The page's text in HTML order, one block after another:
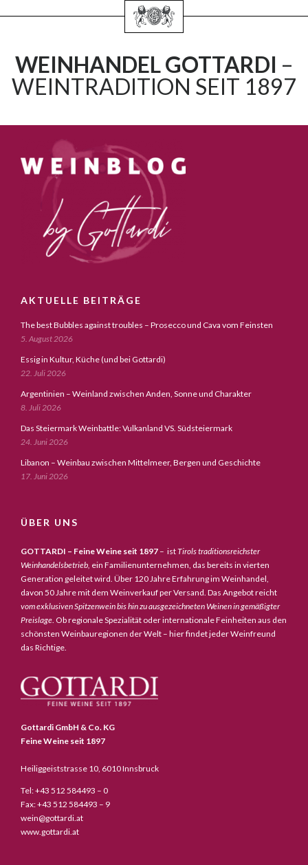
WEINHANDEL GOTTARDI –
WEINTRADITION SEIT 1897
AKTUELLE BEITRÄGE
The best Bubbles against troubles – Prosecco und Cava vom Feinsten
5. August 2026
Essig in Kultur, Küche (und bei Gottardi)
22. Juli 2026
Argentinien – Weinland zwischen Anden, Sonne und Charakter
8. Juli 2026
Das Steiermark Weinbattle: Vulkanland VS. Südsteiermark
24. Juni 2026
Libanon – Weinbau zwischen Mittelmeer, Bergen und Geschichte
17. Juni 2026
ÜBER UNS
GOTTARDI – Feine Weine seit 1897 – istTirols traditionsreichster
Weinhandelsbetrieb, ein Familienunternehmen, das bereits in vierten
Generation geleitet wird. Über 120 Jahre Erfahrung im Weinhandel,
davon 50 Jahre mit dem Weinverkauf per Versand. Das Angebot reicht
vom exklusiven Spitzenwein bis hin zu ausgezeichneten Weinen in gemäßigter
Preislage . Ob regionale Spezialität oder internationale Feinheiten aus den
schönsten Weinbauregionen der Welt – hier findet jeder Weinfreund
das Richtige.
Gottardi GmbH & Co. KG
Feine Weine seit 1897
Heiliggeiststrasse 10, 6010 Innsbruck
Tel: +43 512 584493 – 0
Fax: +43 512 584493 – 9
wein@gottardi.at
www.gottardi.at